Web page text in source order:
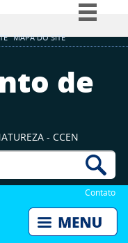
MAPA DO SITE
Simplifique!
Participe de
- CCEN
Contato